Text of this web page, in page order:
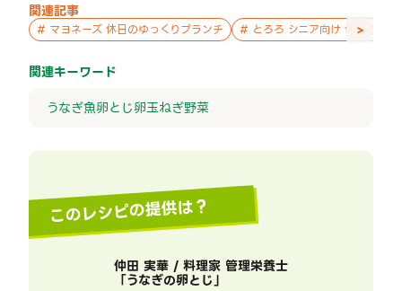
関連記事
# マヨネーズ 休日のゆっくりブランチ # とろろ シニア向け 休日のゆ
>
関連キーワード
うなぎ魚卵とじ卵玉ねぎ野菜
このレシピの提供は？
仲田 実華 / 料理家 管理栄養士
「うなぎの卵とじ」